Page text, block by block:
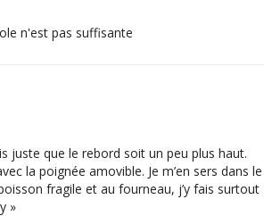
n'est pas suffisante
juste que le rebord soit un peu plus haut.
la poignée amovible. Je m’en sers dans le
fragile et au fourneau, j’y fais surtout
»